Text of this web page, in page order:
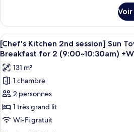
Inspire
Suite
le
type
de
chambre
Tower
Inspire
Suite
Afficher
toutes
les
photos
pour
ce
type
de
Une
5
[Chef's Kitchen 2nd session] Sun
Breakfast for 2 (9:00~10:30am)
131 m²
1 chambre
2 personnes
1 très grand lit
Wi-Fi gratuit